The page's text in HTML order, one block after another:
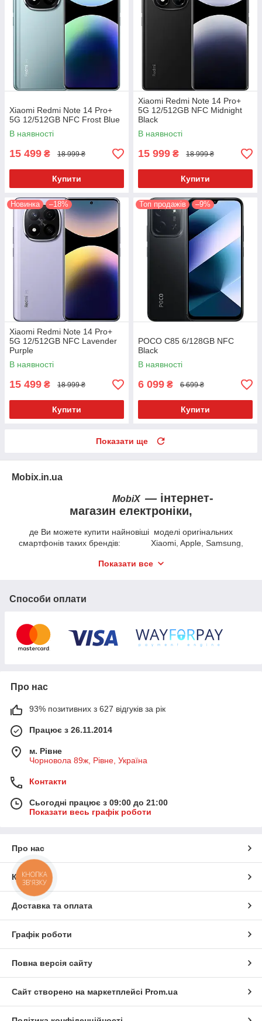
Xiaomi Redmi Note 14 Pro+
5G 12/512GB NFC Frost Blue
В наявності
15 499 ₴ 18 999 ₴
Купити
Xiaomi Redmi Note 14 Pro+
5G 12/512GB NFC Midnight
Black
В наявності
15 999 ₴ 18 999 ₴
Купити
Новинка –18%
Xiaomi Redmi Note 14 Pro+
5G 12/512GB NFC Lavender
Purple
В наявності
15 499 ₴ 18 999 ₴
Купити
Топ продажів –9%
POCO C85 6/128GB NFC
Black
В наявності
6 099 ₴ 6 699 ₴
Купити
Показати ще
Mobix.in.ua
MobiX —інтернет-
магазин електроніки,
де Ви можете купити найновіші моделі оригінальних
смартфонів таких брендів: Xiaomi, Apple, Samsung,
Як ми працюємо
1.Прийом замовлення на сайті через кошик або
телефонний дзвінок.
Купити смартфони в інтернет-магазині
інтернет-магазину, тому у відмінній якості товарів Ви можете
Наші переваги
10 років роботи на ринку електроніки
Показати все
Способи оплати
Про нас
93% позитивних з 627 відгуків за рік
Працює з 26.11.2014
м. Рівне
Чорновола 89ж, Рівне, Україна
Контакти
Сьогодні працює з 09:00 до 21:00
Показати весь графік роботи
Про нас
Контакти
Доставка та оплата
Графік роботи
Повна версія сайту
Сайт створено на маркетплейсі Prom.ua
КНОПКА
ЗВ'ЯЗКУ